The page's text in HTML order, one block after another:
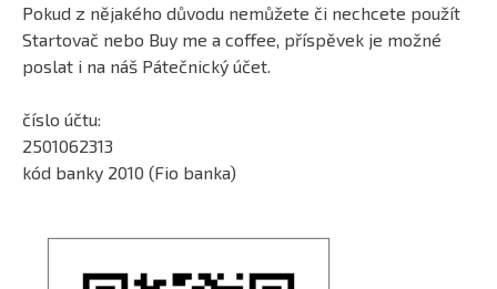
Pokud z nějakého důvodu nemůžete či nechcete použít
Startovač nebo Buy me a coffee, příspěvek je možné
poslat i na náš Pátečnický účet.
číslo účtu:
2501062313
kód banky 2010 (Fio banka)